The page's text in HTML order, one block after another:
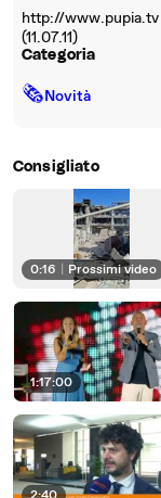
http://www.pupia.tv
(11.07.11)
Categoria
🗞Novità
Consigliato
0:16 Prossimi video
1:17:00